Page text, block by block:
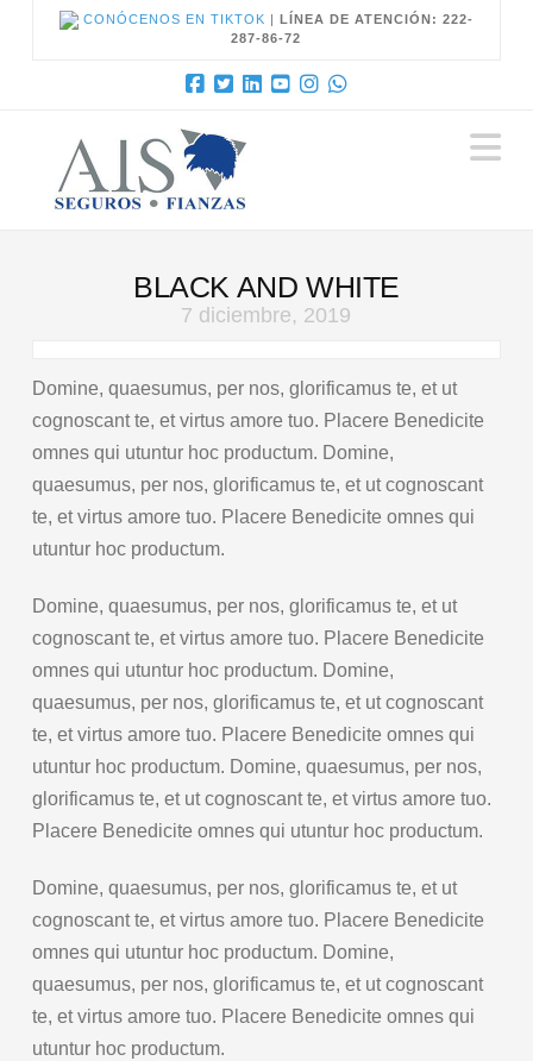
CONÓCENOS EN TIKTOK | LÍNEA DE ATENCIÓN: 222-
287-86-72
BLACK AND WHITE
7 diciembre, 2019
Domine, quaesumus, per nos, glorificamus te, et ut
cognoscant te, et virtus amore tuo. Placere Benedicite
omnes qui utuntur hoc productum. Domine,
quaesumus, per nos, glorificamus te, et ut cognoscant
te, et virtus amore tuo. Placere Benedicite omnes qui
utuntur hoc productum.
Domine, quaesumus, per nos, glorificamus te, et ut
cognoscant te, et virtus amore tuo. Placere Benedicite
omnes qui utuntur hoc productum. Domine,
quaesumus, per nos, glorificamus te, et ut cognoscant
te, et virtus amore tuo. Placere Benedicite omnes qui
utuntur hoc productum. Domine, quaesumus, per nos,
glorificamus te, et ut cognoscant te, et virtus amore tuo.
Placere Benedicite omnes qui utuntur hoc productum.
Domine, quaesumus, per nos, glorificamus te, et ut
cognoscant te, et virtus amore tuo. Placere Benedicite
omnes qui utuntur hoc productum. Domine,
quaesumus, per nos, glorificamus te, et ut cognoscant
te, et virtus amore tuo. Placere Benedicite omnes qui
utuntur hoc productum.